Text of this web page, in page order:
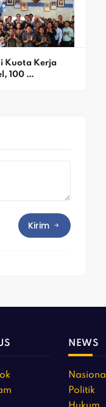
Kuota Kerja
100
Kirim
NEWS
Nasional
Politik